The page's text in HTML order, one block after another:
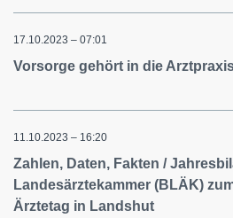
17.10.2023 – 07:01
Vorsorge gehört in die
11.10.2023 – 16:20
Zahlen, Daten, Fakten /
Landesärztekammer (BLÄK)
Ärztetag in Landshut